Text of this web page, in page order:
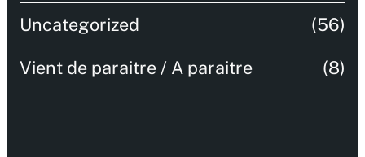
Uncategorized (56)
Vient de paraitre / A paraitre (8)